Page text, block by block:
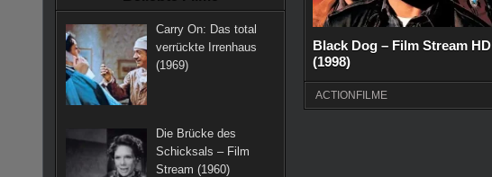
a
m
s
t
Carry On: Das total
verrückte Irrenhaus
(1969)
Die Brücke des
Schicksals – Film
Stream (1960)
Black Dog – Film Stream HD
(1998)
ACTIONFILME